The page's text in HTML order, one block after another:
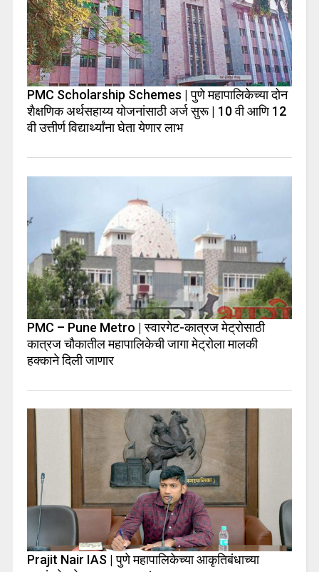
PMC Scholarship Schemes | पुणे महापालिकेच्या दोन
शैक्षणिक अर्थसहाय्य योजनांसाठी अर्ज सुरू | 10 वी आणि 12
वी उत्तीर्ण विद्यार्थ्यांना घेता येणार लाभ
PMC – Pune Metro | स्वारगेट-कात्रज मेट्रोसाठी
कात्रज चौकातील महापालिकेची जागा मेट्रोला मालकी
हक्काने दिली जाणार
Prajit Nair IAS | पुणे महापालिकेच्या आकृतिबंधाच्या